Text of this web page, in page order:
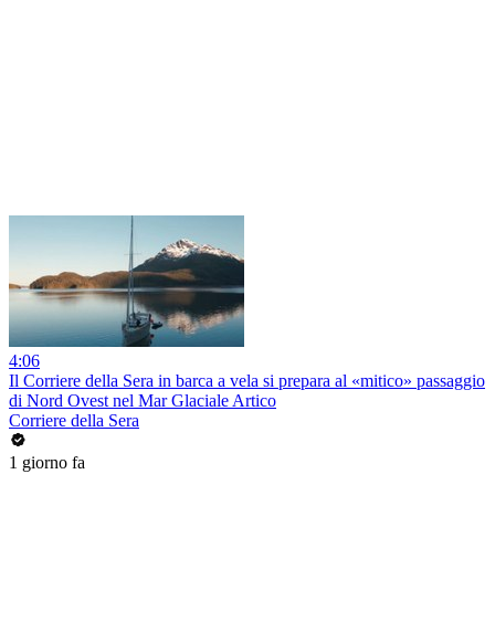
4:06
Il Corriere della Sera in barca a vela si prepara al «mitico» passaggio
di Nord Ovest nel Mar Glaciale Artico
Corriere della Sera
1 giorno fa